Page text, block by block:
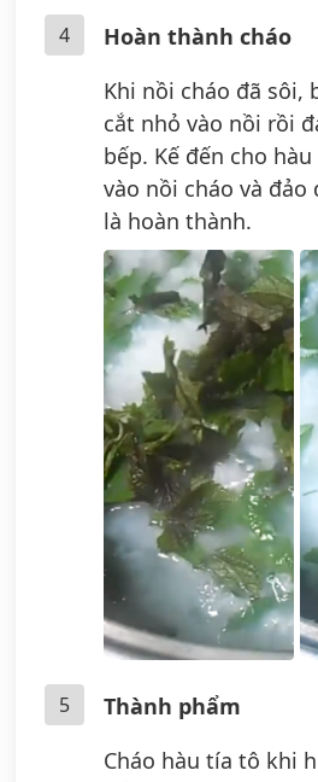
4
Hoàn thành cháo
Khi nồi cháo đã sôi,
cắt nhỏ vào nồi rồi
bếp. Kế đến cho
vào nồi cháo và đảo
là hoàn thành.
5
Thành phẩm
Cháo hàu tía tô khi